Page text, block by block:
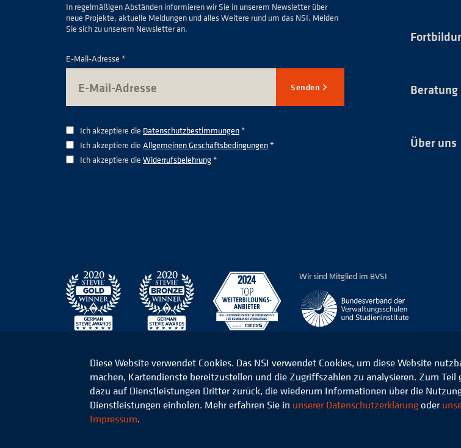
In regelmäßigen Abständen informieren wir Sie in unserem Newsletter über
neue Projekte, aktuelle Meldungen und alles Weitere rund um das NSI. Melden
Sie sich zu unserem Newsletter an.
E-Mail-Adresse *
Senden
Ich akzeptiere die Datenschutzbestimmungen*
Ich akzeptiere die Allgemeinen Geschäftsbedingungen*
Ich akzeptiere die Widerrufsbelehrung*
Beratung
Über uns
Wir sind Mitglied im BVSI
© 2026 Niedersächsisches Studieninstitut für kommunale Verwaltung e.V.
Diese Website verwendet Cookies. Das NSI verwendet Cookies, um diese Website
machen, Kartendienste bereitzustellen und die Zugriffszahlen zu analysieren. Zum Teil
dazu auf Dienstleistungen Dritter zurück, die wiederum Informationen über die
Dienstleistungen einholen. Mehr erfahren Sie in unserer Datenschutzerklärung oder
Impressum.